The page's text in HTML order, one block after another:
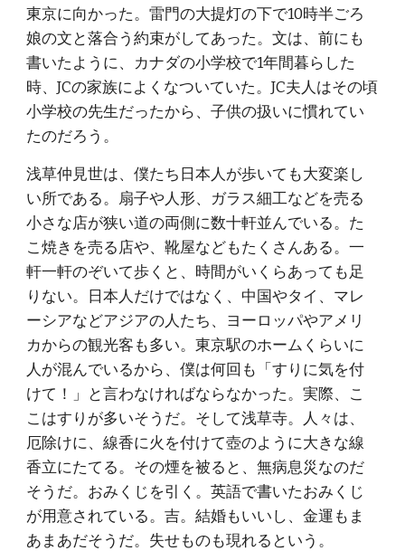
東京に向かった。雷門の大提灯の下で10時半ごろ
娘の文と落合う約束がしてあった。文は、前にも
書いたように、カナダの小学校で1年間暮らした
時、JCの家族によくなついていた。JC夫人はその頃
小学校の先生だったから、子供の扱いに慣れてい
たのだろう。
浅草仲見世は、僕たち日本人が歩いても大変楽し
い所である。扇子や人形、ガラス細工などを売る
小さな店が狭い道の両側に数十軒並んでいる。た
こ焼きを売る店や、靴屋などもたくさんある。一
軒一軒のぞいて歩くと、時間がいくらあっても足
りない。日本人だけではなく、中国やタイ、マレ
ーシアなどアジアの人たち、ヨーロッパやアメリ
カからの観光客も多い。東京駅のホームくらいに
人が混んでいるから、僕は何回も「すりに気を付
けて！」と言わなければならなかった。実際、こ
こはすりが多いそうだ。そして浅草寺。人々は、
厄除けに、線香に火を付けて壺のように大きな線
香立にたてる。その煙を被ると、無病息災なのだ
そうだ。おみくじを引く。英語で書いたおみくじ
が用意されている。吉。結婚もいいし、金運もま
あまあだそうだ。失せものも現れるという。